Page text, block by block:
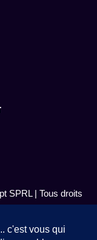
SPRL| Tous droits